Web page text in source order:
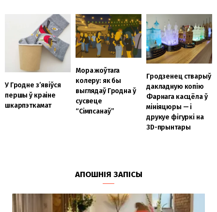
У Гродне з’явіўся
першы ў краіне
шкарпэткамат
Мора жоўтага
колеру: як бы
выглядаў Гродна ў
сусвеце
“Сімпсанаў”
Гродзенец стварыў
дакладную копію
Фарнага касцёла ў
мініяцюры — і
друкуе фігуркі на
3D-прынтары
АПОШНІЯ ЗАПІСЫ